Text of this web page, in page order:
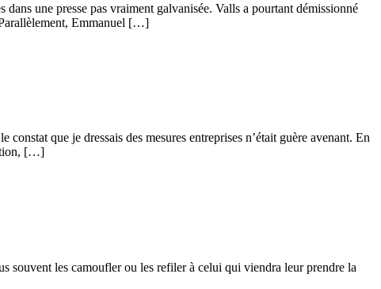
une presse pas vraiment galvanisée. Valls a pourtant démissionné
Emmanuel […]
que je dressais des mesures entreprises n’était guère avenant. En
[…]
souvent les camoufler ou les refiler à celui qui viendra leur prendre la